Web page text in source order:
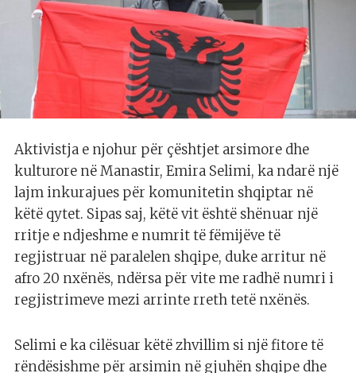
Aktivistja e njohur për çështjet arsimore dhe
kulturore në Manastir, Emira Selimi, ka ndarë një
lajm inkurajues për komunitetin shqiptar në
këtë qytet. Sipas saj, këtë vit është shënuar një
rritje e ndjeshme e numrit të fëmijëve të
regjistruar në paralelen shqipe, duke arritur në
afro 20 nxënës, ndërsa për vite me radhë numri i
regjistrimeve mezi arrinte rreth tetë nxënës.
Selimi e ka cilësuar këtë zhvillim si një fitore të
rëndësishme për arsimin në gjuhën shqipe dhe